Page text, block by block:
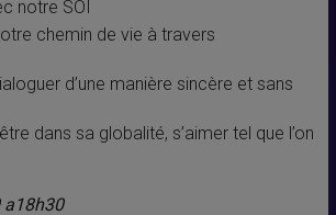
notre SOI
chemin de vie à travers
d’une manière sincère et sans
dans sa globalité, s’aimer tel que l’on
a18h30